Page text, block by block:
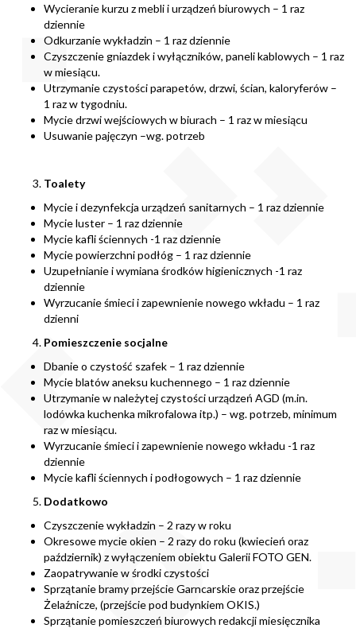
Wycieranie kurzu z mebli i urządzeń biurowych – 1 raz
dziennie
Odkurzanie wykładzin – 1 raz dziennie
Czyszczenie gniazdek i wyłączników, paneli kablowych – 1 raz
w miesiącu.
Utrzymanie czystości parapetów, drzwi, ścian, kaloryferów –
1 raz w tygodniu.
Mycie drzwi wejściowych w biurach – 1 raz w miesiącu
Usuwanie pajęczyn –wg. potrzeb
Toalety
Mycie i dezynfekcja urządzeń sanitarnych – 1 raz dziennie
Mycie luster – 1 raz dziennie
Mycie kafli ściennych -1 raz dziennie
Mycie powierzchni podłóg – 1 raz dziennie
Uzupełnianie i wymiana środków higienicznych -1 raz
dziennie
Wyrzucanie śmieci i zapewnienie nowego wkładu – 1 raz
dzienni
Pomieszczenie socjalne
Dbanie o czystość szafek – 1 raz dziennie
Mycie blatów aneksu kuchennego – 1 raz dziennie
Utrzymanie w należytej czystości urządzeń AGD (m.in.
lodówka kuchenka mikrofalowa itp.) – wg. potrzeb, minimum
raz w miesiącu.
Wyrzucanie śmieci i zapewnienie nowego wkładu -1 raz
dziennie
Mycie kafli ściennych i podłogowych – 1 raz dziennie
Dodatkowo
Czyszczenie wykładzin – 2 razy w roku
Okresowe mycie okien – 2 razy do roku (kwiecień oraz
październik) z wyłączeniem obiektu Galerii FOTO GEN.
Zaopatrywanie w środki czystości
Sprzątanie bramy przejście Garncarskie oraz przejście
Żelaźnicze, (przejście pod budynkiem OKIS.)
Sprzątanie pomieszczeń biurowych redakcji miesięcznika